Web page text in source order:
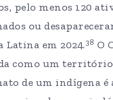
pelo menos 120
ou
Latina em 2024.38 O
como um território
de um indígena é